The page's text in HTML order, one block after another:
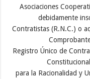
Asociaciones
debidamente
Contratistas (R.N.C.) o
Registro Único de
para la Racionalidad y